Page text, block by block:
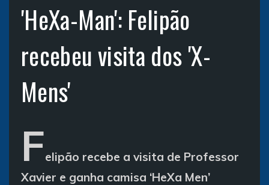
'HeXa-Man': Felipão
recebeu visita dos 'X-
Mens'
Felipão recebe a visita de Professor
Xavier e ganha camisa ‘HeXa Men’